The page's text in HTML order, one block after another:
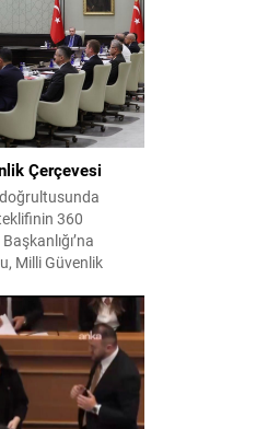
53 tutuklu
sürdürülmesine
talepler
yöneltilen...
Çerçevesi
360
Milli Güvenlik
sekiz maddelik
gelişmelere dair
Yaklaşık 2 saat
metninde;